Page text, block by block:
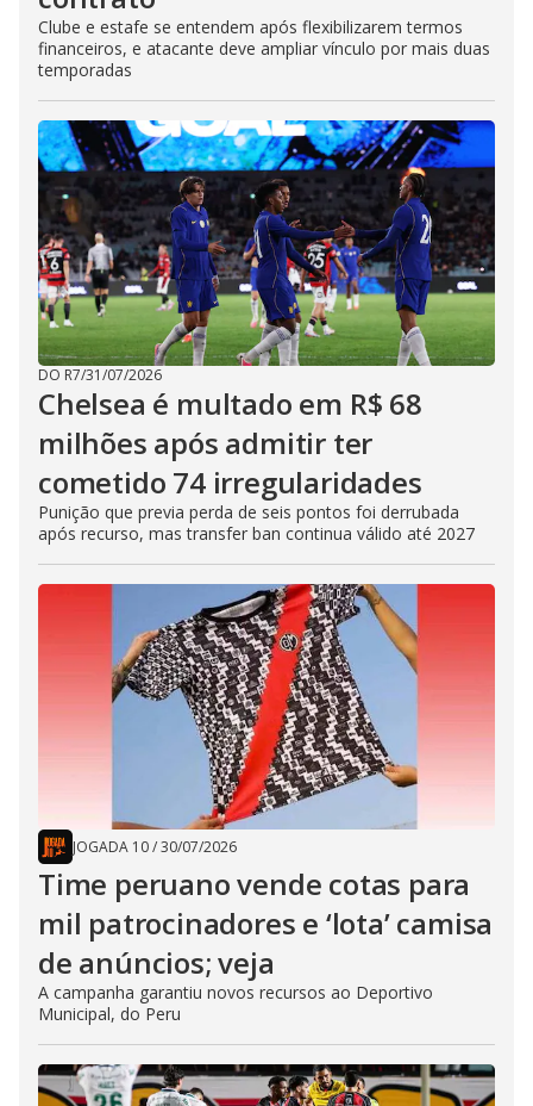
Clube e estafe se entendem após flexibilizarem termos
financeiros, e atacante deve ampliar vínculo por mais duas
temporadas
DO R7/31/07/2026
Chelsea é multado em R$ 68
milhões após admitir ter
cometido 74 irregularidades
Punição que previa perda de seis pontos foi derrubada
após recurso, mas transfer ban continua válido até 2027
JOGADA 10/30/07/2026
Time peruano vende cotas para
mil patrocinadores e ‘lota’ camisa
de anúncios; veja
A campanha garantiu novos recursos ao Deportivo
Municipal, do Peru